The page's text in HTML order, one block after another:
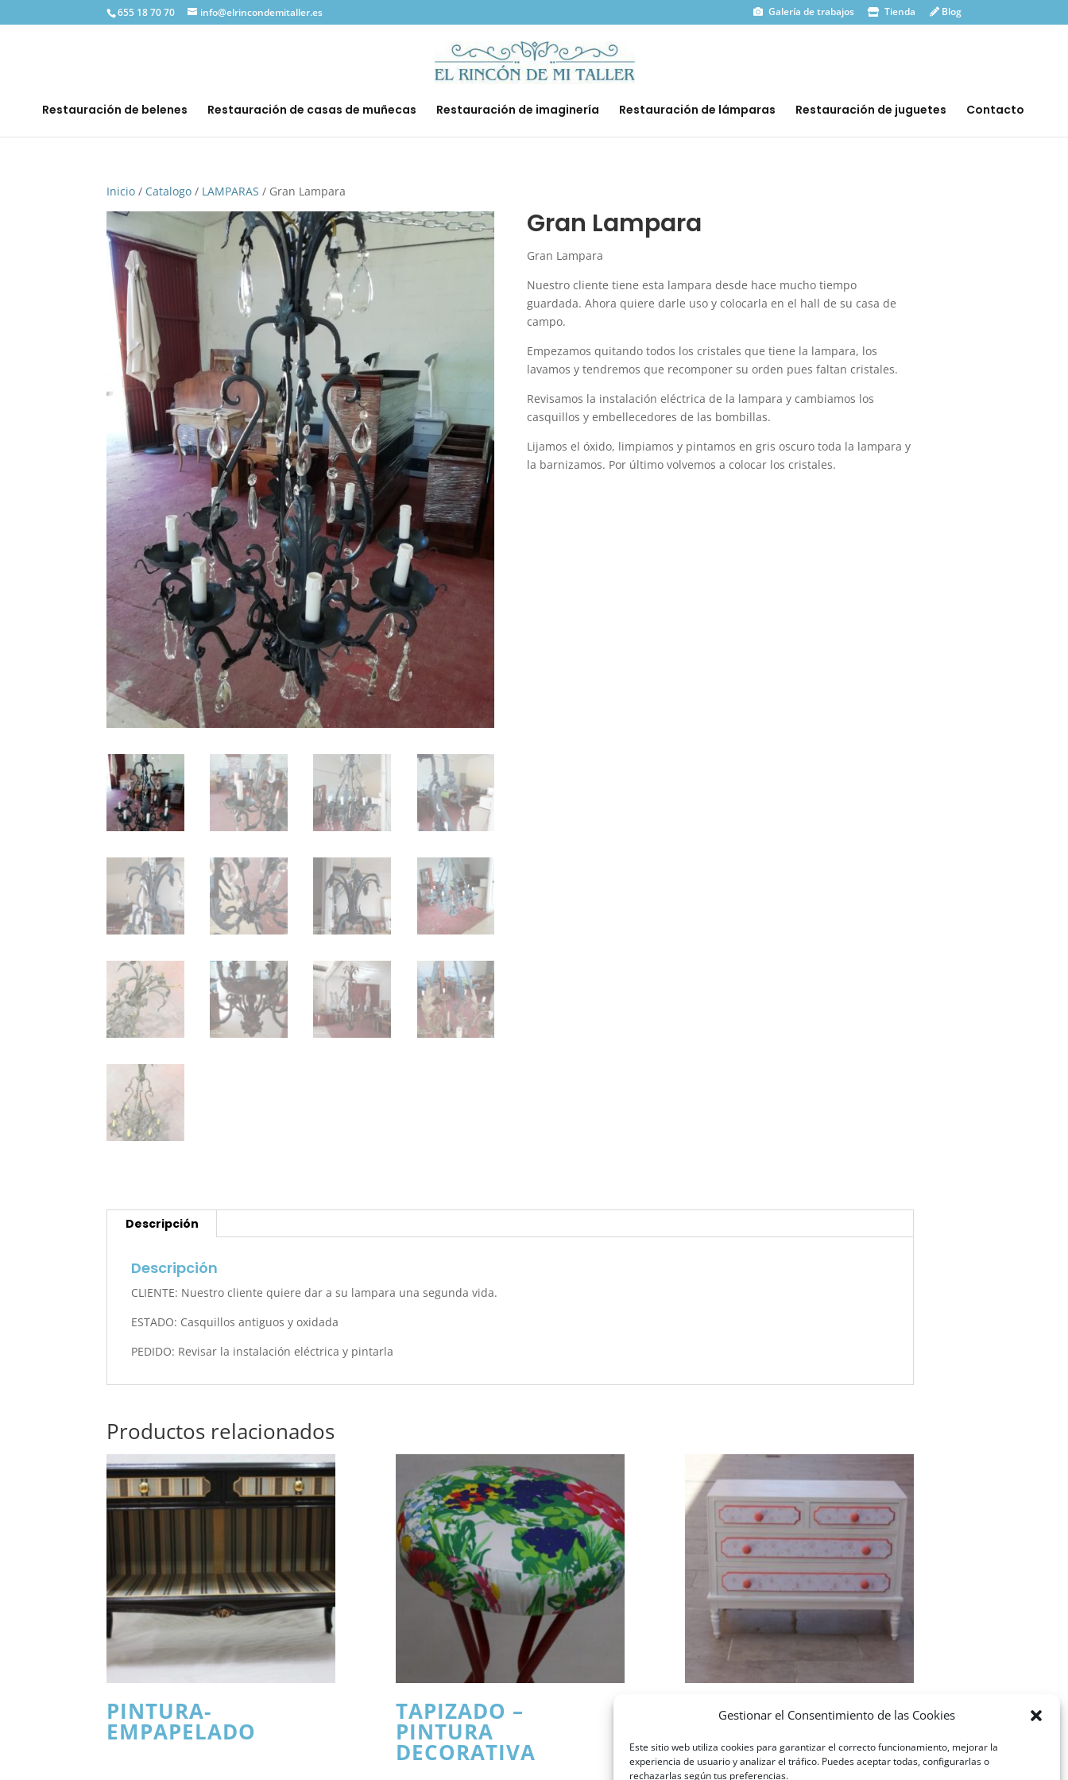
Gestionar el Consentimiento de las Cookies
Este sitio web utiliza cookies para garantizar el correcto funcionamiento, mejorar la
experiencia de usuario y analizar el tráfico. Puedes aceptar todas, configurarlas o
rechazarlas según tus preferencias.
655 18 70 70 info@elrincondemitaller.es Galería de trabajos Tienda Blog
Restauración de belenes Restauración de casas de muñecas Restauración de imaginería Restauración de lámparas Restauración de juguetes Contacto
Inicio / Catalogo / LAMPARAS / Gran Lampara
Gran Lampara
Gran Lampara
Nuestro cliente tiene esta lampara desde hace mucho tiempo
guardada. Ahora quiere darle uso y colocarla en el hall de su casa de
campo.
Empezamos quitando todos los cristales que tiene la lampara, los
lavamos y tendremos que recomponer su orden pues faltan cristales.
Revisamos la instalación eléctrica de la lampara y cambiamos los
casquillos y embellecedores de las bombillas.
Lijamos el óxido, limpiamos y pintamos en gris oscuro toda la lampara y
la barnizamos. Por último volvemos a colocar los cristales.
Descripción
Descripción
CLIENTE: Nuestro cliente quiere dar a su lampara una segunda vida.
ESTADO: Casquillos antiguos y oxidada
PEDIDO: Revisar la instalación eléctrica y pintarla
Productos relacionados
PINTURA-
EMPAPELADO
TAPIZADO –
PINTURA
DECORATIVA
PINTURA